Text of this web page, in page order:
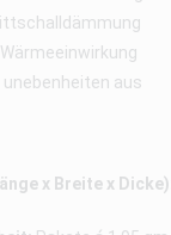
aus
x Breite x